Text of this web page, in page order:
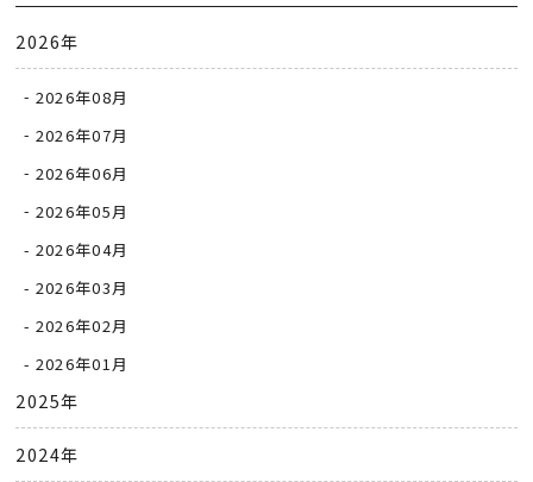
2026年
2026年08月
2026年07月
2026年06月
2026年05月
2026年04月
2026年03月
2026年02月
2026年01月
2025年
2024年